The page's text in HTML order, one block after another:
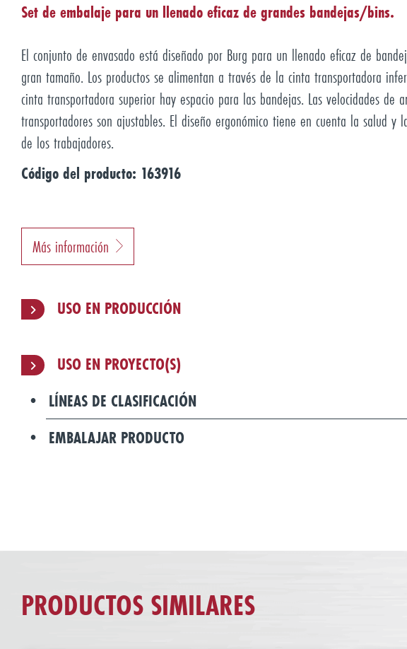
Set de embalaje para un llenado eficaz de grandes bandejas/bins.
El conjunto de envasado está diseñado por Burg para un llenado eficaz de
gran tamaño. Los productos se alimentan a través de la cinta transportadora
cinta transportadora superior hay espacio para las bandejas. Las velocidades de
transportadores son ajustables. El diseño ergonómico tiene en cuenta la salud y
de los trabajadores.
Código del producto: 163916
Más información
USO EN PRODUCCIÓN
USO EN PROYECTO(S)
LÍNEAS DE CLASIFICACIÓN
EMBALAJAR PRODUCTO
PRODUCTOS SIMILARES